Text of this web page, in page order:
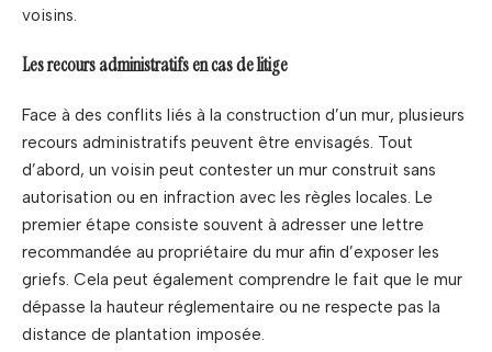
voisins.
Les recours administratifs en cas de litige
Face à des conflits liés à la construction d’un mur, plusieurs
recours administratifs peuvent être envisagés. Tout
d’abord, un voisin peut contester un mur construit sans
autorisation ou en infraction avec les règles locales. Le
premier étape consiste souvent à adresser une lettre
recommandée au propriétaire du mur afin d’exposer les
griefs. Cela peut également comprendre le fait que le mur
dépasse la hauteur réglementaire ou ne respecte pas la
distance de plantation imposée.